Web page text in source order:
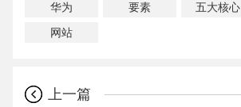
华为
要素 五大核心
网站
上一篇